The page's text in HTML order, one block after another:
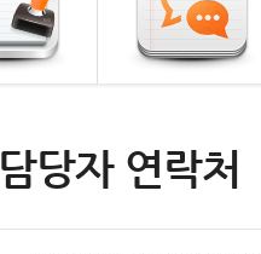
담당자 연락처